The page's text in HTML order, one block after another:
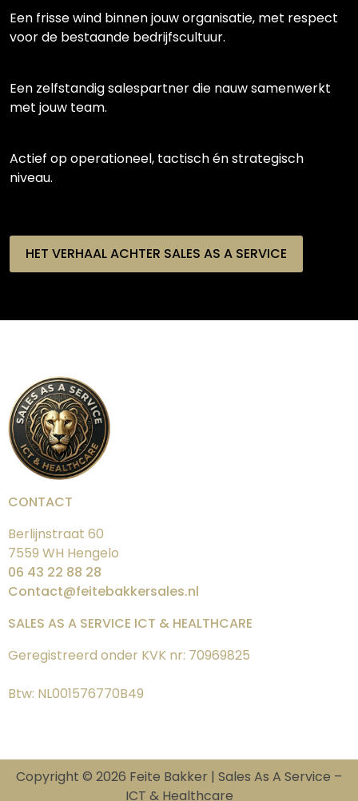
Een frisse wind binnen jouw organisatie, met respect
voor de bestaande bedrijfscultuur.
Een zelfstandig salespartner die nauw samenwerkt
met jouw team.
Actief op operationeel, tactisch én strategisch
niveau.
HET VERHAAL ACHTER SALES AS A SERVICE
CONTACT
Berlijnstraat 60
7559 WH Hengelo
06 43 22 88 28
Contact@feitebakkersales.nl
SALES AS A SERVICE ICT & HEALTHCARE
Geregistreerd onder KVK nr: 70969825
Btw: NL001576770B49
Copyright © 2026 Feite Bakker | Sales As A Service –
ICT & Healthcare